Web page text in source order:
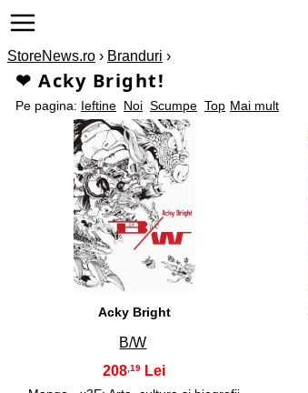
StoreNews.ro › Branduri ›
❤ Acky Bright!
Mai mult
Pe pagina: Ieftine Noi Scumpe Top
1
Acky Bright
B/W
208,19